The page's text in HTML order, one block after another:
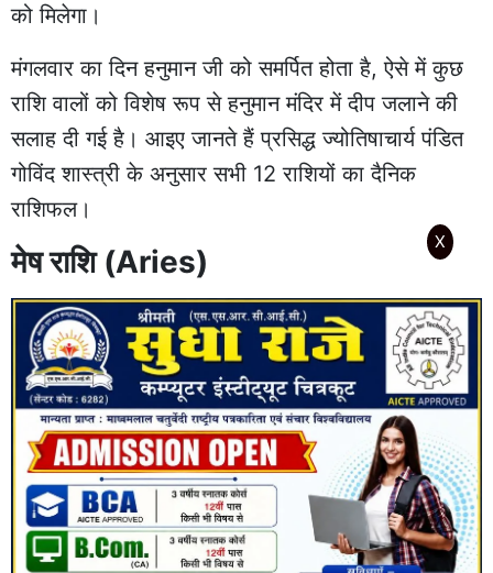
को मिलेगा।
मंगलवार का दिन हनुमान जी को समर्पित होता है, ऐसे में कुछ
राशि वालों को विशेष रूप से हनुमान मंदिर में दीप जलाने की
सलाह दी गई है। आइए जानते हैं प्रसिद्ध ज्योतिषाचार्य पंडित
गोविंद शास्त्री के अनुसार सभी 12 राशियों का दैनिक
राशिफल।
मेष राशि (Aries)
X